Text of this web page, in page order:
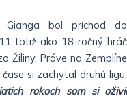
Gianga bol príchod do
totiž ako 18-ročný hráč
Žiliny. Práve na Zemplíne
si zachytal druhú ligu.
rokoch som si oživil